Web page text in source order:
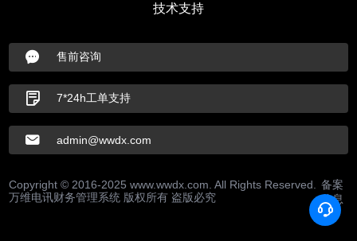
技术支持
售前咨询
7*24h工单支持
admin@wwdx.com
Copyright © 2016-2025 www.wwdx.com. All Rights Reserved.
万维电讯财务管理系统 版权所有 盗版必究
备案
信息